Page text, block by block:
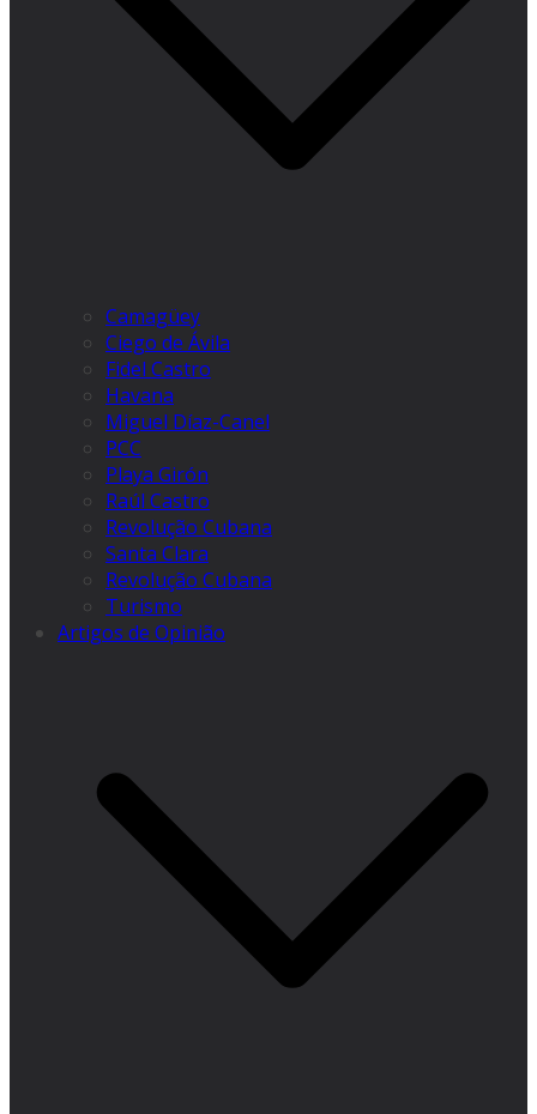
Camagüey
Ciego de Ávila
Fidel Castro
Havana
Miguel Díaz-Canel
PCC
Playa Girón
Raúl Castro
Revolução Cubana
Santa Clara
Revolução Cubana
Turismo
Artigos de Opinião